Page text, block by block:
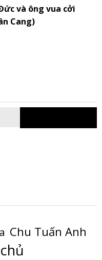
và ông vua cởi
Cang)
Chu Tuấn Anh